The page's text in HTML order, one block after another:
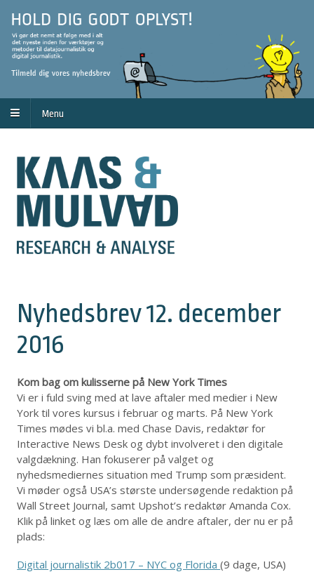
Menu
Nyhedsbrev 12. december
2016
Kom bag om kulisserne på New York Times
Vi er i fuld sving med at lave aftaler med medier i New
York til vores kursus i februar og marts. På New York
Times mødes vi bl.a. med Chase Davis, redaktør for
Interactive News Desk og dybt involveret i den digitale
valgdækning. Han fokuserer på valget og
nyhedsmediernes situation med Trump som præsident.
Vi møder også USA’s største undersøgende redaktion på
Wall Street Journal, samt Upshot’s redaktør Amanda Cox.
Klik på linket og læs om alle de andre aftaler, der nu er på
plads:
Digital journalistik 2b017 – NYC og Florida(9 dage, USA)